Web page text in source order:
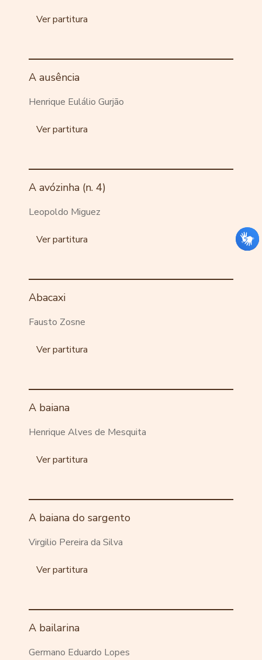
Ver partitura
A ausência
Henrique Eulálio Gurjão
Ver partitura
A avózinha (n. 4)
Leopoldo Miguez
Ver partitura
Abacaxi
Fausto Zosne
Ver partitura
A baiana
Henrique Alves de Mesquita
Ver partitura
A baiana do sargento
Virgilio Pereira da Silva
Ver partitura
A bailarina
Germano Eduardo Lopes